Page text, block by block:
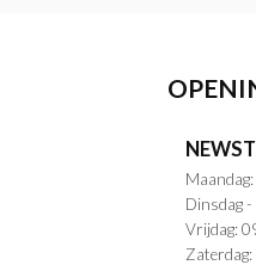
Dinsdag
Vrijdag: